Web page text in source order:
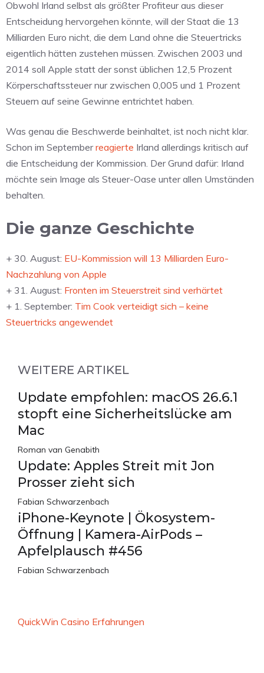
Obwohl Irland selbst als größter Profiteur aus dieser
Entscheidung hervorgehen könnte, will der Staat die 13
Milliarden Euro nicht, die dem Land ohne die Steuertricks
eigentlich hätten zustehen müssen. Zwischen 2003 und
2014 soll Apple statt der sonst üblichen 12,5 Prozent
Körperschaftssteuer nur zwischen 0,005 und 1 Prozent
Steuern auf seine Gewinne entrichtet haben.
Was genau die Beschwerde beinhaltet, ist noch nicht klar.
Schon im Septemberreagierte Irland allerdings kritisch auf
die Entscheidung der Kommission. Der Grund dafür: Irland
möchte sein Image als Steuer-Oase unter allen Umständen
behalten.
Die ganze Geschichte
+ 30. August: EU-Kommission will 13 Milliarden Euro-
Nachzahlung von Apple
+ 31. August: Fronten im Steuerstreit sind verhärtet
+ 1. September: Tim Cook verteidigt sich – keine
Steuertricks angewendet
WEITERE ARTIKEL
Update empfohlen: macOS 26.6.1
stopft eine Sicherheitslücke am
Mac
Roman van Genabith
Update: Apples Streit mit Jon
Prosser zieht sich
Fabian Schwarzenbach
iPhone-Keynote | Ökosystem-
Öffnung | Kamera-AirPods –
Apfelplausch #456
Fabian Schwarzenbach
QuickWin Casino Erfahrungen